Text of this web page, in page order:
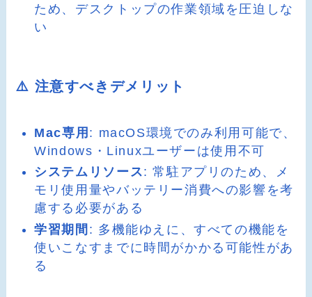
ため、デスクトップの作業領域を圧迫しな
い
⚠️ 注意すべきデメリット
Mac専用 : macOS環境でのみ利用可能で、
Windows・Linuxユーザーは使用不可
システムリソース: 常駐アプリのため、メ
モリ使用量やバッテリー消費への影響を考
慮する必要がある
学習期間 : 多機能ゆえに、すべての機能を
使いこなすまでに時間がかかる可能性があ
る